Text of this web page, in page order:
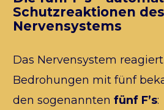
Schutzreaktionen des
Nervensystems
Das Nervensystem
Bedrohungen mit fünf
den sogenannten fünf F’s: